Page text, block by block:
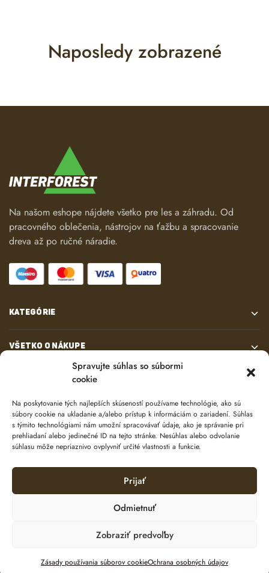
Spravujte súhlas so súbormi
cookie
Na poskytovanie tých najlepších skúseností používame technológie, ako sú
súbory cookie na ukladanie a/alebo prístup k informáciám o zariadení. Súhlas
s týmito technológiami nám umožní spracovávať údaje, ako je správanie pri
prehliadaní alebo jedinečné ID na tejto stránke. Nesúhlas alebo odvolanie
súhlasu môže nepriaznivo ovplyvniť určité vlastnosti a funkcie.
Prijať
Odmietnuť
Zobraziť predvoľby
Zásady používania súborov cookieOchrana osobných údajov
Naposledy zobrazené
Na našom eshope nájdete všetko pre les a záhradu. Od
pracovného oblečenia, nástrojov na ťažbu a spracovanie
dreva až po ručné náradie.
KATEGÓRIE
VŠETKO O NÁKUPE
© 2024 e-shop od
Ochrana osobných údajov
Pridať do košíka